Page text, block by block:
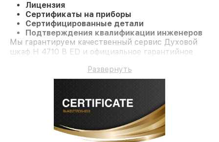
Лицензия
Сертификаты на приборы
Сертифицированные детали
Подтверждения квалификации инженеров
Мы гарантируем качественный сервис Духовой
шкаф H 4710 B ED и официальное гарантийное
Развернуть